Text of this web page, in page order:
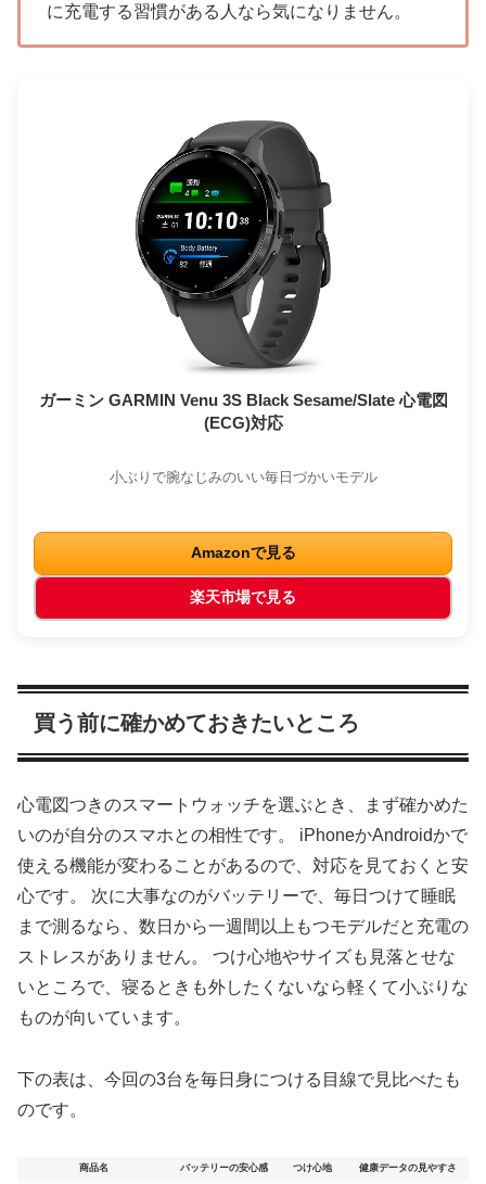
に充電する習慣がある人なら気になりません。
ガーミン GARMIN Venu 3S Black Sesame/Slate 心電図
(ECG)対応
小ぶりで腕なじみのいい毎日づかいモデル
Amazonで見る
楽天市場で見る
買う前に確かめておきたいところ
心電図つきのスマートウォッチを選ぶとき、まず確かめた
いのが自分のスマホとの相性です。 iPhoneかAndroidかで
使える機能が変わることがあるので、対応を見ておくと安
心です。 次に大事なのがバッテリーで、毎日つけて睡眠
まで測るなら、数日から一週間以上もつモデルだと充電の
ストレスがありません。 つけ心地やサイズも見落とせな
いところで、寝るときも外したくないなら軽くて小ぶりな
ものが向いています。
下の表は、今回の3台を毎日身につける目線で見比べたも
のです。
商品名 バッテリーの安心感 つけ心地 健康データの見やすさ